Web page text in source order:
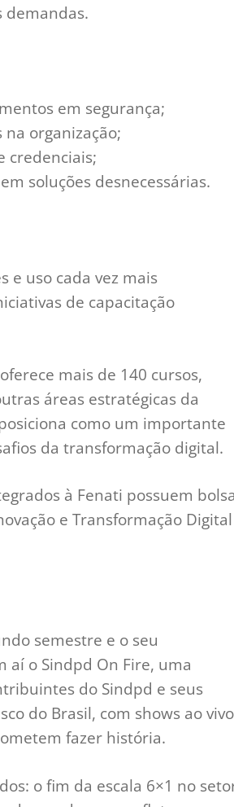
demandas.
em segurança;
organização;
credenciais;
soluções desnecessárias.
e uso cada vez mais
de capacitação
mais de 140 cursos,
áreas estratégicas da
como um importante
da transformação digital.
à Fenati possuem
e Transformação Digital
semestre e o seu
aí o Sindpd On Fire, uma
do Sindpd e seus
do Brasil, com shows ao vivo
fazer história.
o fim da escala 6×1 no